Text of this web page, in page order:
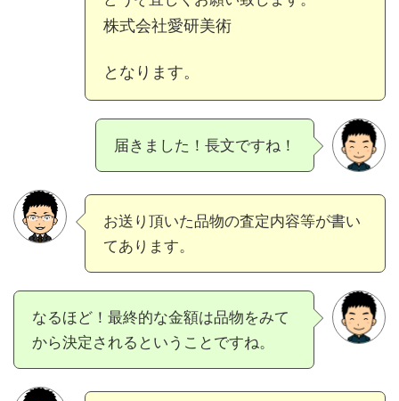
株式会社愛研美術
となります。
届きました！長文ですね！
お送り頂いた品物の査定内容等が書い
てあります。
なるほど！最終的な金額は品物をみて
から決定されるということですね。